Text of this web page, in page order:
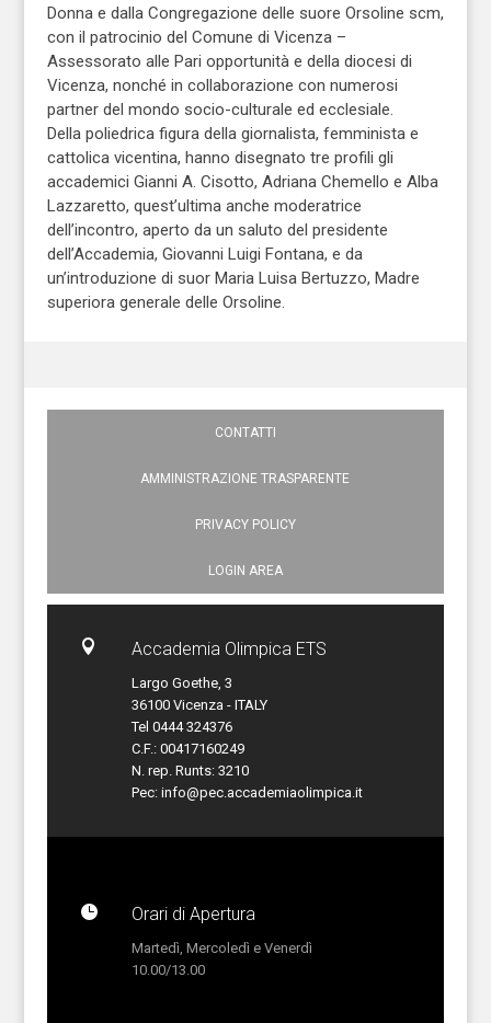
Donna e dalla Congregazione delle suore Orsoline scm,
con il patrocinio del Comune di Vicenza –
Assessorato alle Pari opportunità e della diocesi di
Vicenza, nonché in collaborazione con numerosi
partner del mondo socio-culturale ed ecclesiale.
Della poliedrica figura della giornalista, femminista e
cattolica vicentina, hanno disegnato tre profili gli
accademici Gianni A. Cisotto, Adriana Chemello e Alba
Lazzaretto, quest’ultima anche moderatrice
dell’incontro, aperto da un saluto del presidente
dell’Accademia, Giovanni Luigi Fontana, e da
un’introduzione di suor Maria Luisa Bertuzzo, Madre
superiora generale delle Orsoline.
CONTATTI
AMMINISTRAZIONE TRASPARENTE
PRIVACY POLICY
LOGIN AREA
 Accademia Olimpica ETS
Largo Goethe, 3
36100 Vicenza - ITALY
Tel 0444 324376
C.F.: 00417160249
N. rep. Runts: 3210
Pec: info@pec.accademiaolimpica.it
 Orari di Apertura
Martedì, Mercoledì e Venerdì
10.00/13.00